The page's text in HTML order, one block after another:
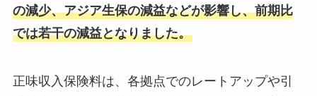
の減少、アジア生保の減益などが影響し、前期比
では若干の減益となりました。
正味収入保険料は、各拠点でのレートアップや引